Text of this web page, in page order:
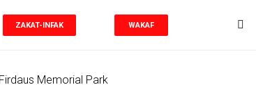
ZAKAT-INFAK WAKAF